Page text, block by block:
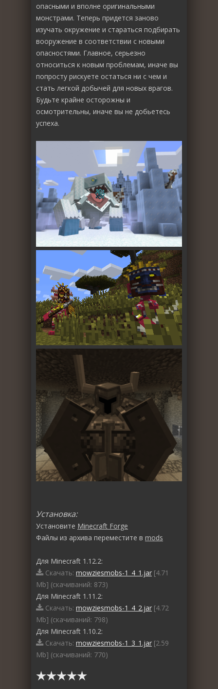
опасными и вполне оригинальными
монстрами. Теперь придется заново
изучать окружение и стараться подбирать
вооружение в соответствии с новыми
опасностями. Главное, серьезно
относиться к новым проблемам, иначе вы
попросту рискуете остаться ни с чем и
стать легкой добычей для новых врагов.
Будьте крайне осторожны и
осмотрительны, иначе вы не добьетесь
успеха.
Установка:
Установите Minecraft Forge
Файлы из архива переместите в mods
Для Minecraft 1.12.2:
Скачать: mowziesmobs-1_4_1.jar [4.71
Mb] (cкачиваний: 873)
Для Minecraft 1.11.2:
Скачать: mowziesmobs-1_4_2.jar [4.72
Mb] (cкачиваний: 798)
Для Minecraft 1.10.2:
Скачать: mowziesmobs-1_3_1.jar [2.59
Mb] (cкачиваний: 770)